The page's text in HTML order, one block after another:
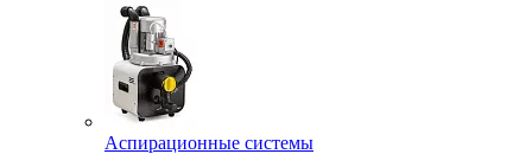
Аспирационные системы